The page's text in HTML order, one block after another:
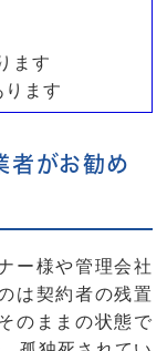
ます
ります
者がお勧め
ー様や管理会社
は契約者の残置
のままの状態で